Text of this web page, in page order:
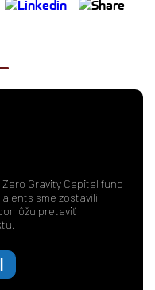
Gravity Capital fund
sme zostavili
pretaviť